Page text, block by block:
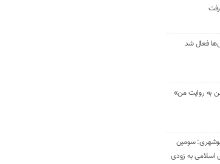
فعال شد
به روایت من»
سومین
اسلامی به زودی